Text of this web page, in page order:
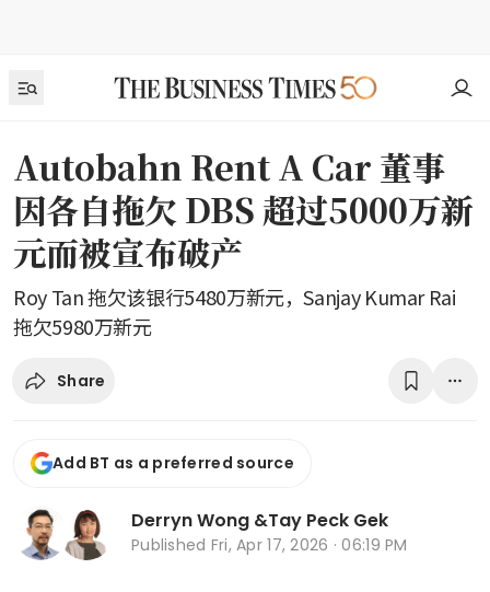
Autobahn Rent A Car 董事
因各自拖欠 DBS 超过5000万新
元而被宣布破产
Roy Tan 拖欠该银行5480万新元，Sanjay Kumar Rai
拖欠5980万新元
Share
Add BT as a preferred source
Derryn Wong &Tay Peck Gek
Published Fri, Apr 17, 2026 · 06:19 PM